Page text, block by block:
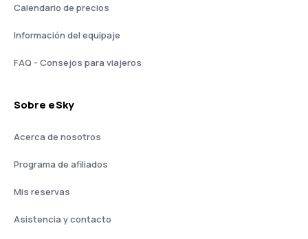
Calendario de precios
Información del equipaje
FAQ - Consejos para viajeros
Sobre eSky
Acerca de nosotros
Programa de afiliados
Mis reservas
Asistencia y contacto